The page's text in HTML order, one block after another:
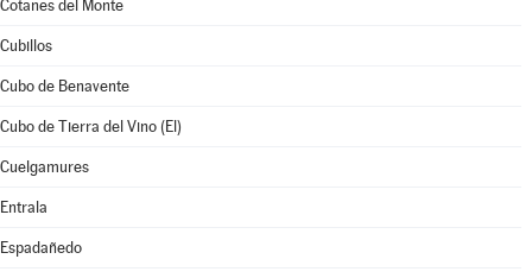
Cotanes del Monte
Cubillos
Cubo de Benavente
Cubo de Tierra del Vino (El)
Cuelgamures
Entrala
Espadañedo